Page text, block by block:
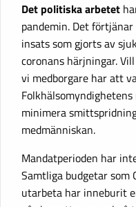
Det politiska arbetet
pandemin. Det
insats som gjorts av
coronans härjningar.
vi medborgare har att
minimera
medmänniskan.
Mandatperioden har
Samtliga budgetar
utarbeta har inneburit